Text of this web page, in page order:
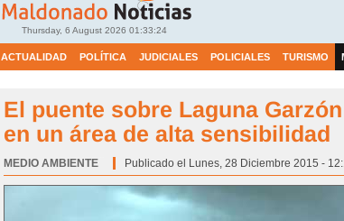
Thursday, 6 August 2026 01:33:26
ACTUALIDAD POLÍTICA JUDICIALES POLICIALES TURISMO
El puente sobre Laguna
en un área de alta sensibilidad
MEDIO AMBIENTE Publicado el Lunes, 28 Diciembre 2015 -